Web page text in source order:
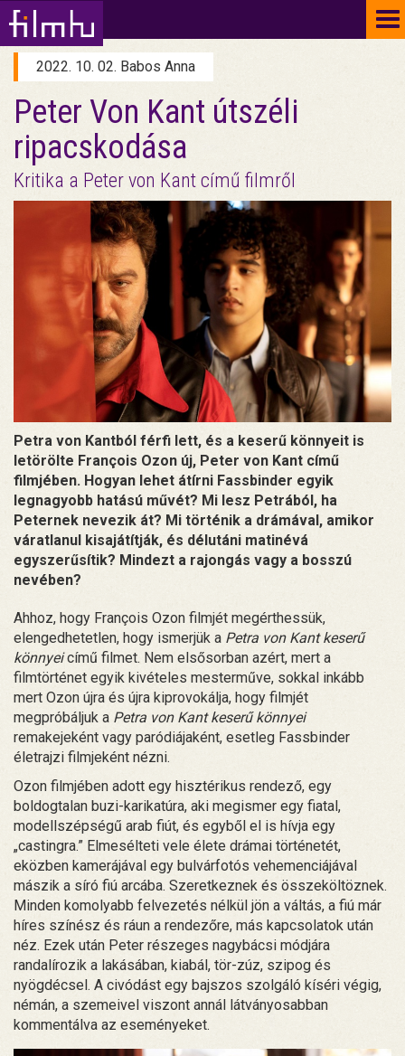
2022. 10. 02. Babos Anna
Peter Von Kant útszéli
ripacskodása
Kritika a Peter von Kant című filmről
Petra von Kantból férfi lett, és a keserű könnyeit is
letörölte François Ozon új, Peter von Kant című
filmjében. Hogyan lehet átírni Fassbinder egyik
legnagyobb hatású művét? Mi lesz Petrából, ha
Peternek nevezik át? Mi történik a drámával, amikor
váratlanul kisajátítják, és délutáni matinévá
egyszerűsítik? Mindezt a rajongás vagy a bosszú
nevében?
Ahhoz, hogy François Ozon filmjét megérthessük,
elengedhetetlen, hogy ismerjük a Petra von Kant keserű
könnyeicímű filmet. Nem elsősorban azért, mert a
filmtörténet egyik kivételes mesterműve, sokkal inkább
mert Ozon újra és újra kiprovokálja, hogy filmjét
megpróbáljuk a Petra von Kant keserű könnyei
remakejeként vagy paródiájaként, esetleg Fassbinder
életrajzi filmjeként nézni.
Ozon filmjében adott egy hisztérikus rendező, egy
boldogtalan buzi-karikatúra, aki megismer egy fiatal,
modellszépségű arab fiút, és egyből el is hívja egy
„castingra.” Elmesélteti vele élete drámai történetét,
eközben kamerájával egy bulvárfotós vehemenciájával
mászik a síró fiú arcába. Szeretkeznek és összeköltöznek.
Minden komolyabb felvezetés nélkül jön a váltás, a fiú már
híres színész és ráun a rendezőre, más kapcsolatok után
néz. Ezek után Peter részeges nagybácsi módjára
randalírozik a lakásában, kiabál, tör-zúz, szipog és
nyögdécsel. A civódást egy bajszos szolgáló kíséri végig,
némán, a szemeivel viszont annál látványosabban
kommentálva az eseményeket.